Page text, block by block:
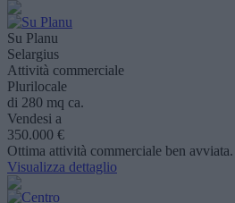
Su Planu
Selargius
Attività commerciale
Plurilocale
di 280 mq ca.
Vendesi a
350.000 €
Ottima attività commerciale ben avviata.
Visualizza dettaglio